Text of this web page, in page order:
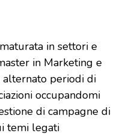
in settori e
in Marketing e
alternato periodi di
occupandomi
di campagne di
temi legati